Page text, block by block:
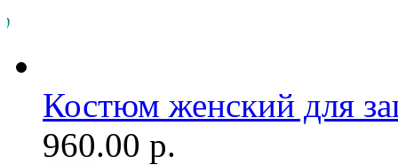
Костюм женский для
960.00 р.